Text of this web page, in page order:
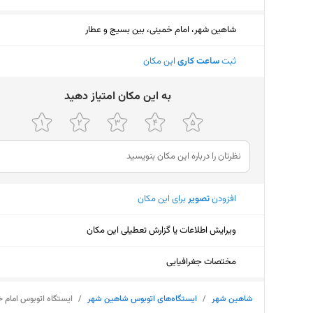
شاهین شهر، امام خمینی، بین بسیج و عطار
ثبتساعت کاری این مکان
ﺑﻪ اﯾﻦ ﻣﮑﺎن اﻣﺘﯿﺎز دﻫﯿﺪ
افزودنتصویربرای این مکان
ویرایش اطلاعات یا گزارش تعطیلی این مکان
مختصات جغرافیایی
شاهین شهر / ایستگاه‌های اتوبوس شاهین شهر / ایستگاه اتوبوس امام